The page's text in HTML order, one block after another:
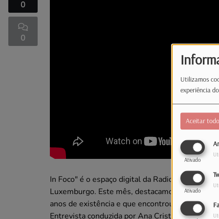
Utilizamos
experiência
Aceitar
Ativado
Ativado
0
0
In Foco" é o espaço digital da Radio Latina
Luxemburgo. Este mês, destacamos a
anos de existência e que encontrou na dança
Entrevista conduzida por Ana Cristina